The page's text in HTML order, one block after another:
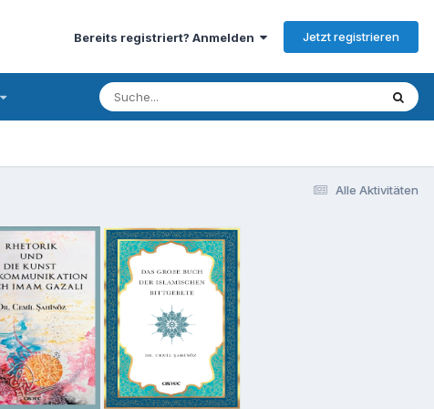
Bereits registriert? Anmelden Jetzt registrieren
Alle Aktivitäten